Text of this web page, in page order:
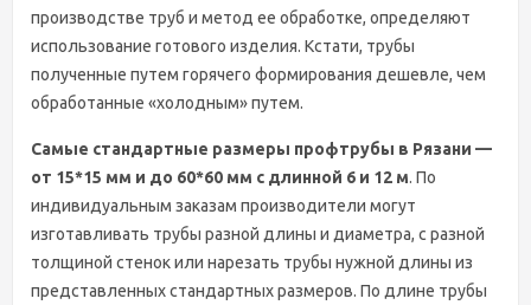
производстве труб и метод ее обработке, определяют
использование готового изделия. Кстати, трубы
полученные путем горячего формирования дешевле, чем
обработанные «холодным» путем.
Самые стандартные размеры профтрубы в Рязани —
от 15*15 мм и до 60*60 мм с длинной 6 и 12 м. По
индивидуальным заказам производители могут
изготавливать трубы разной длины и диаметра, с разной
толщиной стенок или нарезать трубы нужной длины из
представленных стандартных размеров. По длине трубы